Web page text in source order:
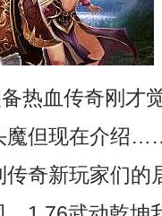
热血传奇刚才
魔但现在介绍
奇新玩家们的